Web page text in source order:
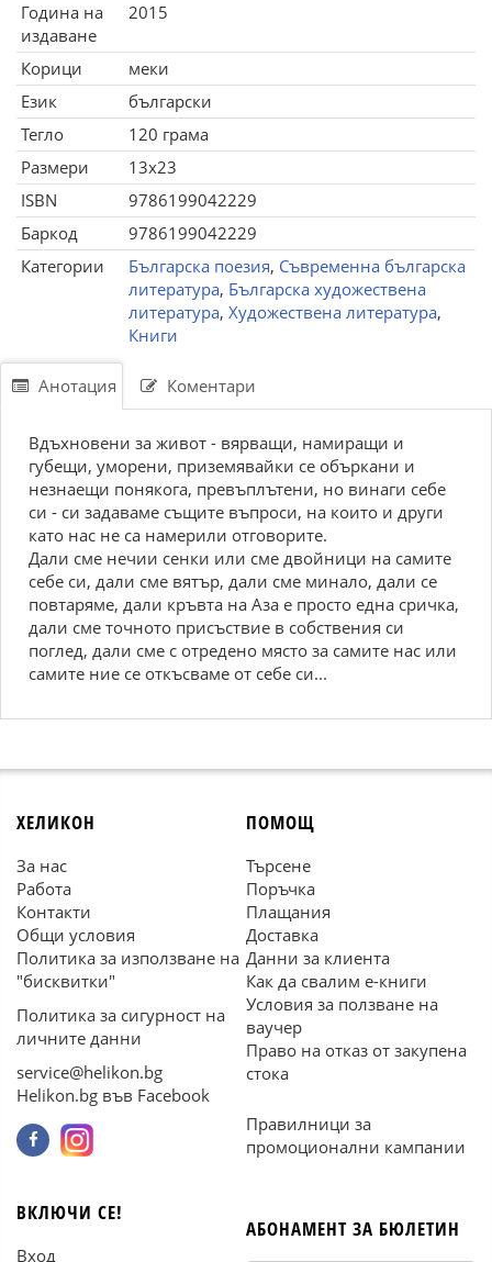
Година на
издаване
2015
Корици
меки
Език
български
Тегло
120 грама
Размери
13x23
ISBN
9786199042229
Баркод
9786199042229
Категории
Българска поезия, Съвременна българска
литература, Българска художествена
литература, Художествена литература,
Книги
Анотация Коментари
Вдъхновени за живот - вярващи, намиращи и
губещи, уморени, приземявайки се объркани и
незнаещи понякога, превъплътени, но винаги себе
си - си задаваме същите въпроси, на които и други
като нас не са намерили отговорите.
Дали сме нечии сенки или сме двойници на самите
себе си, дали сме вятър, дали сме минало, дали се
повтаряме, дали кръвта на Аза е просто една сричка,
дали сме точното присъствие в собствения си
поглед, дали сме с отредено място за самите нас или
самите ние се откъсваме от себе си...
ХЕЛИКОН
За нас
Работа
Контакти
Общи условия
Политика за използване на
"бисквитки"
Политика за сигурност на
личните данни
service@helikon.bg
Helikon.bg във Facebook
ПОМОЩ
Търсене
Поръчка
Плащания
Доставка
Данни за клиента
Как да свалим е-книги
Условия за ползване на
ваучер
Право на отказ от закупена
стока
Правилници за
промоционални кампании
ВКЛЮЧИ СЕ!
Вход
АБОНАМЕНТ ЗА БЮЛЕТИН